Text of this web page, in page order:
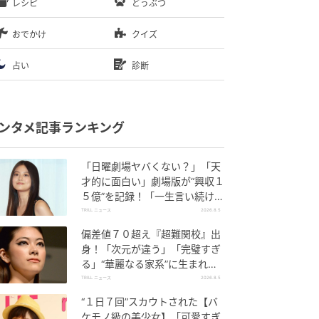
レシピ どうぶつ
おでかけ クイズ
占い 診断
タメ記事ランキング
「日曜劇場ヤバくない？」「天
才的に面白い」劇場版が“興収１
５億”を記録！「一生言い続け
る」放送後も続く“切望の声”
TRILL ニュース 2026.8.5
偏差値７０超え『超難関校』出
身！「次元が違う」「完璧すぎ
る」“華麗なる家系”に生まれた
【規格外の逸材】
TRILL ニュース 2026.8.5
“１日７回”スカウトされた【バ
ケモノ級の美少女】「可愛すぎ